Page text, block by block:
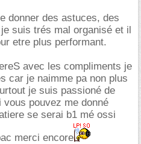
donner des astuces, des
suis trés mal organisé et il
etre plus performant.
avec les compliments je
car je naimme pa non plus
je suis passioné de
pouvez me donné
se serai b1 mé ossi
merci encore